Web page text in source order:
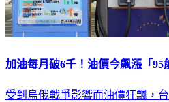
加油每月破6千！油價今飆漲「95
受到烏俄戰爭影響而油價狂飄，